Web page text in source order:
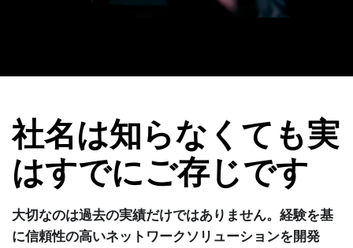
社名は知らなくても実
はすでにご存じです
大切なのは過去の実績だけではありません。経験を基
に信頼性の高いネットワークソリューションを開発